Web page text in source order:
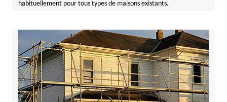
habituellement pour tous types de maisons existants.